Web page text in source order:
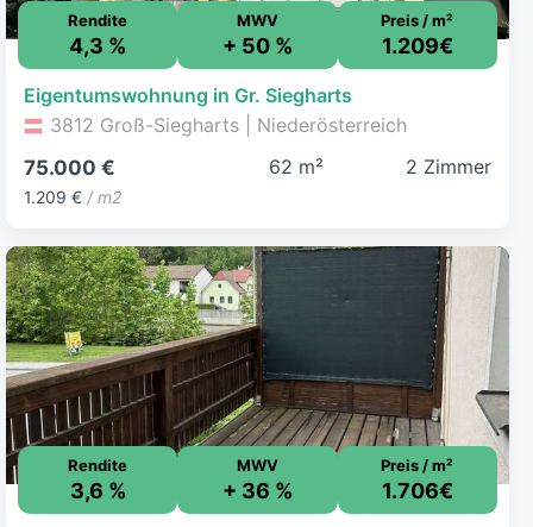
Rendite
4,3 %
MWV
+ 50 %
Preis / m²
1.209€
Eigentumswohnung in Gr. Siegharts
3812 Groß-Siegharts | Niederösterreich
75.000 €
1.209 € / m2
62 m² 2 Zimmer
Rendite
3,6 %
MWV
+ 36 %
Preis / m²
1.706€